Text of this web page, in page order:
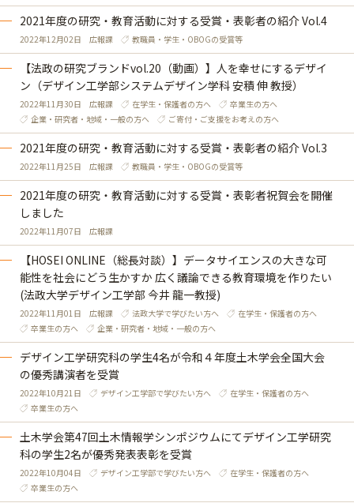
2021年度の研究・教育活動に対する受賞・表彰者の紹介 Vol.4
2022年12月02日 広報課 教職員・学生・OBOGの受賞等
【法政の研究ブランドvol.20（動画）】人を幸せにするデザイ
ン（デザイン工学部システムデザイン学科 安積 伸 教授）
2022年11月30日 広報課 在学生・保護者の方へ
卒業生の方へ
企業・研究者・地域・一般の方へ
ご寄付・ご支援をお考えの方へ
2021年度の研究・教育活動に対する受賞・表彰者の紹介 Vol.3
2022年11月25日 広報課 教職員・学生・OBOGの受賞等
2021年度の研究・教育活動に対する受賞・表彰者祝賀会を開催
しました
2022年11月07日 広報課
【HOSEI ONLINE（総長対談）】データサイエンスの大きな可
能性を社会にどう生かすか 広く議論できる教育環境を作りたい
(法政大学デザイン工学部 今井 龍一教授)
2022年11月01日 広報課 法政大学で学びたい方へ
在学生・保護者の方へ
卒業生の方へ
企業・研究者・地域・一般の方へ
デザイン工学研究科の学生4名が令和４年度土木学会全国大会
の優秀講演者を受賞
2022年10月21日 デザイン工学部で学びたい方へ
在学生・保護者の方へ
卒業生の方へ
土木学会第47回土木情報学シンポジウムにてデザイン工学研究
科の学生2名が優秀発表表彰を受賞
2022年10月04日 デザイン工学部で学びたい方へ
在学生・保護者の方へ
卒業生の方へ